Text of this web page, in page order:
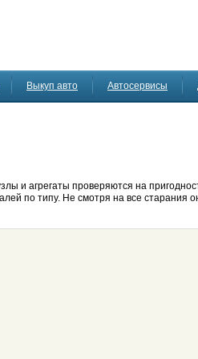
Выкуп авто Автосервисы
и агрегаты проверяются на
по типу. Не смотря на все старания